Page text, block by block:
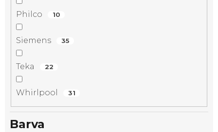
Philco 10
Siemens 35
Teka 22
Whirlpool 31
Barva